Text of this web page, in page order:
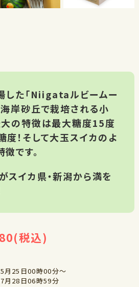
た「Niigataルビームー
海岸砂丘で栽培される小
大の特徴は最大糖度15度
度！そして大玉スイカのよ
です。
スイカ県・新潟から満を
(税込)
月25日00時00分～
月28日06時59分